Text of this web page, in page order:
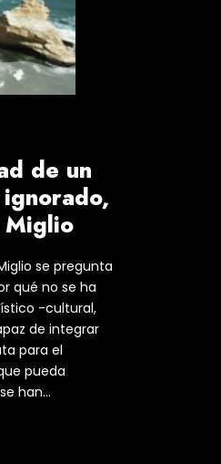
de un
Miglio
se pregunta
qué no se ha
-cultural,
de integrar
para el
pueda
han...